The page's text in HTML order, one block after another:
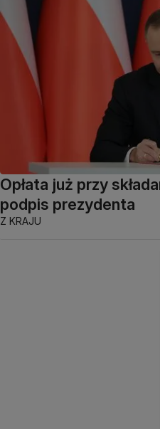
Opłata już przy
podpis prezydenta
Z KRAJU